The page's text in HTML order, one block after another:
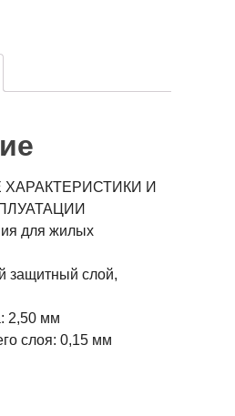
И
для жилых
защитный слой,
2,50 мм
слоя: 0,15 мм